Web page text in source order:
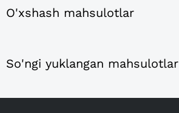
O'xshash mahsulotlar
So'ngi yuklangan mahsulotlar